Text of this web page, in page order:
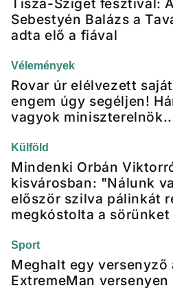
Tisza-Sziget fesztivál:
Sebestyén Balázs a
adta elő a fiával
Vélemények
Rovar úr elélvezett
engem úgy segéljen!
vagyok
Külföld
Mindenki Orbán
kisvárosban: "Nálunk
először szilva pálinkát
megkóstolta a sörünket
Sport
Meghalt egy versenyző
ExtremeMan versenyen